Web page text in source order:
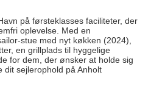
på førsteklasses faciliteter, der
oplevelse. Med en
stue med nyt køkken (2024),
en grillplads til hyggelige
for dem, der ønsker at holde sig
dit sejlerophold på Anholt